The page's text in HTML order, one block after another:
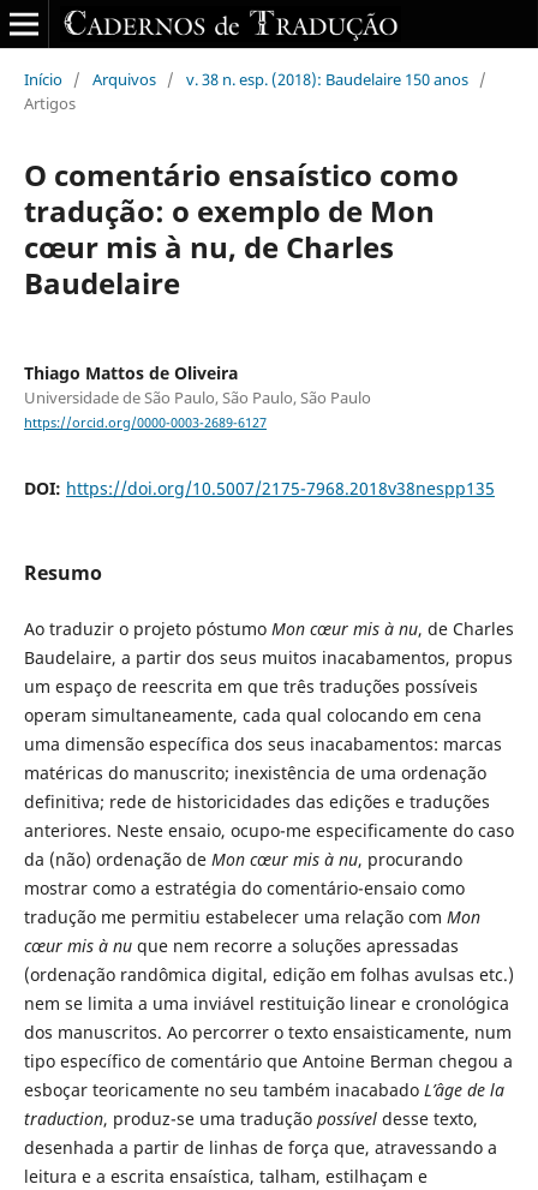
Início / Arquivos / v. 38 n. esp. (2018): Baudelaire 150 anos /
Artigos
O comentário ensaístico como
tradução: o exemplo de Mon
cœur mis à nu, de Charles
Baudelaire
Thiago Mattos de Oliveira
Universidade de São Paulo, São Paulo, São Paulo
https://orcid.org/0000-0003-2689-6127
DOI: https://doi.org/10.5007/2175-7968.2018v38nespp135
Resumo
Ao traduzir o projeto póstumo Mon cœur mis à nu, de Charles
Baudelaire, a partir dos seus muitos inacabamentos, propus
um espaço de reescrita em que três traduções possíveis
operam simultaneamente, cada qual colocando em cena
uma dimensão específica dos seus inacabamentos: marcas
matéricas do manuscrito; inexistência de uma ordenação
definitiva; rede de historicidades das edições e traduções
anteriores. Neste ensaio, ocupo-me especificamente do caso
da (não) ordenação de Mon cœur mis à nu, procurando
mostrar como a estratégia do comentário-ensaio como
tradução me permitiu estabelecer uma relação com Mon
cœur mis à nuque nem recorre a soluções apressadas
(ordenação randômica digital, edição em folhas avulsas etc.)
nem se limita a uma inviável restituição linear e cronológica
dos manuscritos. Ao percorrer o texto ensaisticamente, num
tipo específico de comentário que Antoine Berman chegou a
esboçar teoricamente no seu também inacabado L’âge de la
traduction, produz-se uma tradução possíveldesse texto,
desenhada a partir de linhas de força que, atravessando a
leitura e a escrita ensaística, talham, estilhaçam e